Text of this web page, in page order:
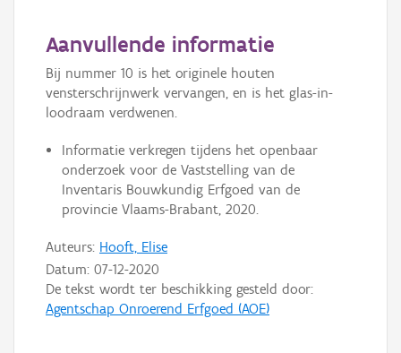
Aanvullende informatie
Bij nummer 10 is het originele houten
vensterschrijnwerk vervangen, en is het glas-in-
loodraam verdwenen.
Informatie verkregen tijdens het openbaar
onderzoek voor de Vaststelling van de
Inventaris Bouwkundig Erfgoed van de
provincie Vlaams-Brabant, 2020.
Auteurs: Hooft, Elise
Datum: 07-12-2020
De tekst wordt ter beschikking gesteld door:
Agentschap Onroerend Erfgoed (AOE)